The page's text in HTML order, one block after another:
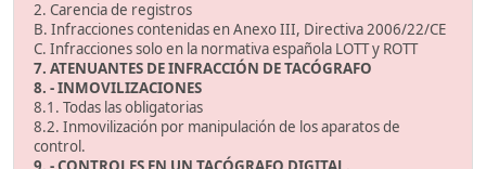
2. Carencia de registros
B. Infracciones contenidas en Anexo III, Directiva 2006/22/CE
C. Infracciones solo en la normativa española LOTT y ROTT
7. ATENUANTES DE INFRACCIÓN DE TACÓGRAFO
8. - INMOVILIZACIONES
8.1. Todas las obligatorias
8.2. Inmovilización por manipulación de los aparatos de
control.